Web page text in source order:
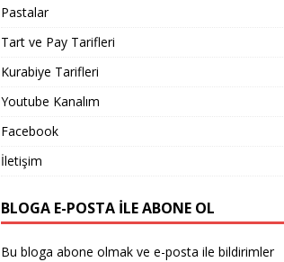
Pastalar
Tart ve Pay Tarifleri
Kurabiye Tarifleri
Youtube Kanalım
Facebook
İletişim
BLOGA E-POSTA ILE ABONE OL
Bu bloga abone olmak ve e-posta ile bildirimler